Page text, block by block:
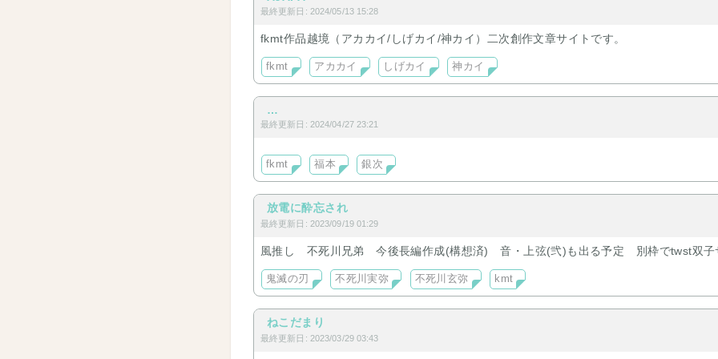
最終更新日: 2024/05/13 15:28
fkmt作品越境（アカカイ/しげカイ/神カイ）二次創作文章サイトです。
fkmt アカカイ しげカイ 神カイ
…
最終更新日: 2024/04/27 23:21
fkmt 福本 銀次
放電に酔忘され
最終更新日: 2023/09/19 01:29
風推し 不死川兄弟 今後長編作成(構想済) 音・上弦(弐)も出る予定 別枠でtwst双子
鬼滅の刃 不死川実弥 不死川玄弥 kmt
ねこだまり
最終更新日: 2023/03/29 03:43